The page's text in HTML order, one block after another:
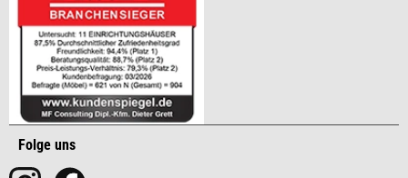
Folge uns